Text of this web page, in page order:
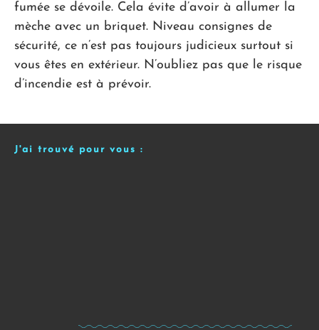
fumée se dévoile. Cela évite d’avoir à allumer la
mèche avec un briquet. Niveau consignes de
sécurité, ce n’est pas toujours judicieux surtout si
vous êtes en extérieur. N’oubliez pas que le risque
d’incendie est à prévoir.
J'ai trouvé pour vous :